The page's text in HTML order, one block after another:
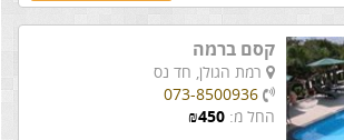
קסם ברמה
רמת הגולן, חד נס
073-8500936
החל מ:
₪450